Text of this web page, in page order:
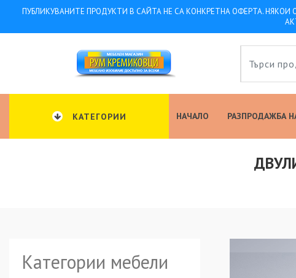
ПУБЛИКУВАНИТЕ ПРОДУКТИ В САЙТА НЕ СА КОНКРЕТНА ОФЕРТА.
КАТЕГОРИИ НАЧАЛО РАЗПРОДАЖБА
Категории мебели